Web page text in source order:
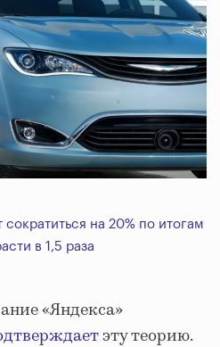
на 20% по итогам
в 1,5 раза
«Яндекса»
эту теорию.